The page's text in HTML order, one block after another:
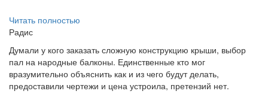
Читать полностью
Радис
Думали у кого заказать сложную конструкцию крыши, выбор
пал на народные балконы. Единственные кто мог
вразумительно объяснить как и из чего будут делать,
предоставили чертежи и цена устроила, претензий нет.